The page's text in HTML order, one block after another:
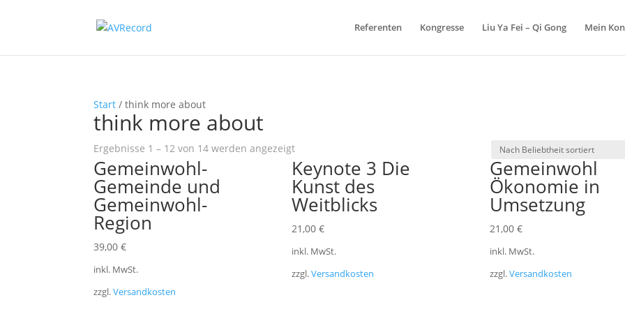
Referenten Kongresse Liu Ya Fei – Qi Gong Mein
Start / think more about
think more about
Ergebnisse 1 – 12 von 14 werden angezeigtNach
Beliebtheit
sortiert
Gemeinwohl-
Gemeinde und
Gemeinwohl-
Region
39,00€
inkl. MwSt.
zzgl.Versandkosten
Keynote 3 Die
Kunst des
Weitblicks
21,00 €
inkl. MwSt.
zzgl.Versandkosten
Gemeinwohl
Ökonomie in
Umsetzung
21,00 €
inkl. MwSt.
zzgl.Versandkosten